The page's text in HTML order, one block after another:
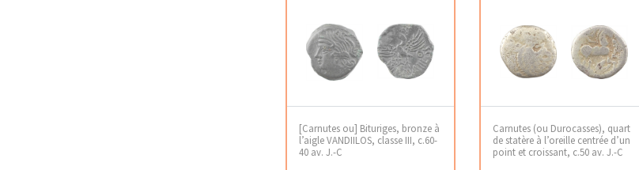
[Carnutes ou] Bituriges, bronze à
l’aigle VANDIILOS, classe III, c.60-
40 av. J.-C
Carnutes (ou Durocasses), quart
de statère à l’oreille centrée d’un
point et croissant, c.50 av. J.-C